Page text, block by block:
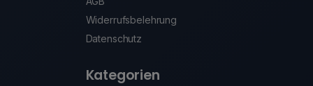
Widerrufsbelehrung
Datenschutz
Kategorien